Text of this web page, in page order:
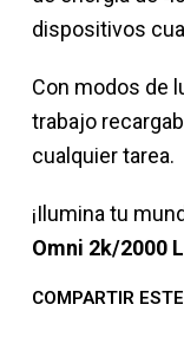
dispositivos
Con modos de
trabajo
cualquier tarea.
¡Ilumina tu
Omni 2k/2000
COMPARTIR